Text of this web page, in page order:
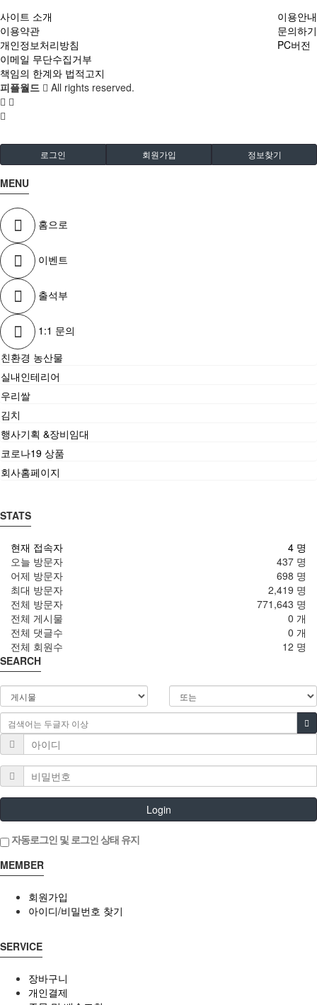
사이트 소개
이용약관
개인정보처리방침
이메일 무단수집거부
책임의 한계와 법적고지
이용안내
문의하기
PC버전
피플월드 All rights reserved.
로그인 회원가입 정보찾기
MENU
홈으로
이벤트
출석부
1:1 문의
친환경 농산물
실내인테리어
우리쌀
김치
행사기획 &장비임대
코로나19 상품
회사홈페이지
STATS
4 명
현재 접속자
437 명
오늘 방문자
698 명
어제 방문자
2,419 명
최대 방문자
771,643 명
전체 방문자
0 개
전체 게시물
0 개
전체 댓글수
12 명
전체 회원수
SEARCH
Login
자동로그인 및 로그인 상태 유지
MEMBER
회원가입
아이디/비밀번호 찾기
SERVICE
장바구니
개인결제